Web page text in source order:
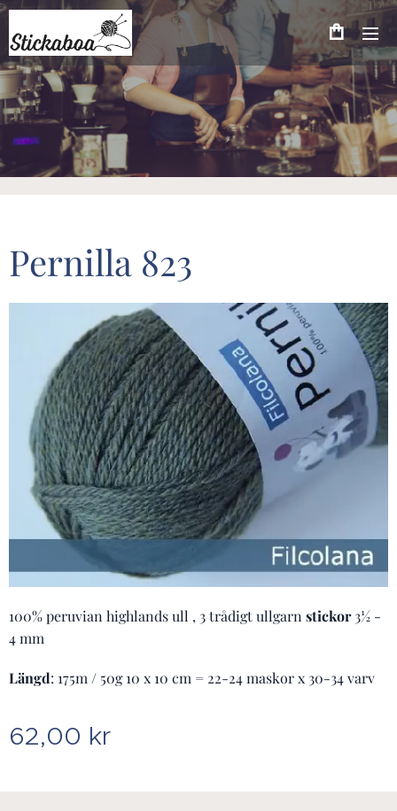
Pernilla 823
100% peruvian highlands ull , 3 trådigt ullgarnstickor3½ -
4 mm
Längd: 175m / 50g 10 x 10 cm = 22-24 maskor x 30-34 varv
62,00 kr